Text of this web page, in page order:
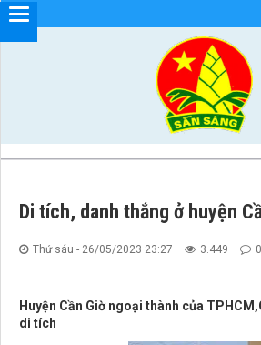
Di tích, danh thắng ở huyện
Thứ sáu - 26/05/2023 23:27 3.449 0
Huyện Cần Giờ ngoại thành của
di tích